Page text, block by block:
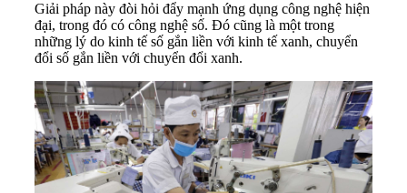
Giải pháp này đòi hỏi đẩy mạnh ứng dụng công nghệ hiện
đại, trong đó có công nghệ số. Đó cũng là một trong
những lý do kinh tế số gắn liền với kinh tế xanh, chuyển
đổi số gắn liền với chuyển đổi xanh.